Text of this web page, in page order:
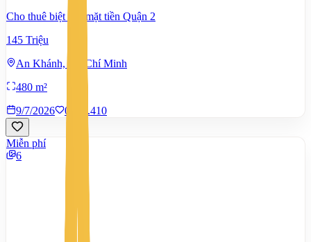
Cho thuê biệt thự mặt tiền Quận 2
145 Triệu
An Khánh, Hồ Chí Minh
480 m²
9/7/2026
0 1.410
Miễn phí
6